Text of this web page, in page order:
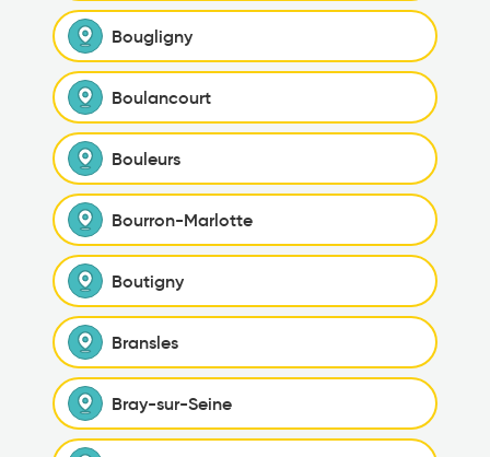
Bougligny
Boulancourt
Bouleurs
Bourron-Marlotte
Boutigny
Bransles
Bray-sur-Seine